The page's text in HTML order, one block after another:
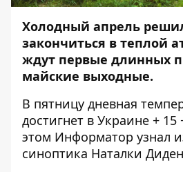
Холодный апрель
закончиться в теплой
ждут первые длинных
майские выходные.
В пятницу дневная
достигнет в Украине + 15
этом Информатор узнал
синоптика Наталки